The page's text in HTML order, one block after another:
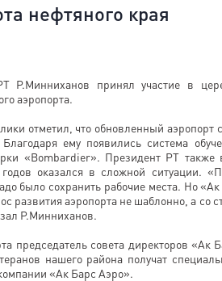
нефтяного края
Р.Минниханов принял участие в
аэропорта.
отметил, что обновленный
ему появились система
«Bombardier». Президент РТ также
оказался в сложной ситуации.
было сохранить рабочие места. Но
развития аэропорта не шаблонно, а со
Р.Минниханов.
председатель совета директоров
нашего района получат
«Ак Барс Аэро».